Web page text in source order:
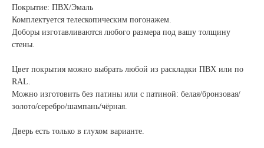
Покрытие: ПВХ/Эмаль
Комплектуется телескопическим погонажем.
Доборы изготавливаются любого размера под вашу толщину
стены.
Цвет покрытия можно выбрать любой из раскладки ПВХ или по
RAL.
Можно изготовить без патины или с патиной: белая/бронзовая/
золото/серебро/шампань/чёрная.
Дверь есть только в глухом варианте.